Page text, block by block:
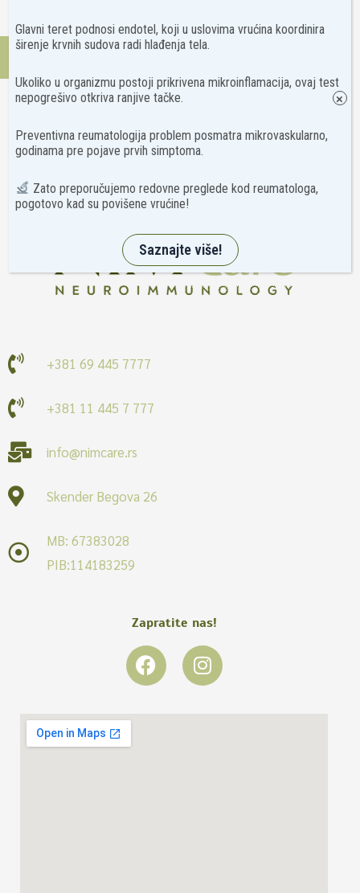
Kontakt
+381 69 445 7777
+381 11 445 7 777
info@nimcare.rs
Skender Begova 26
MB: 67383028
PIB:114183259
Zapratite nas!
F
a
I
n
Glavni teret podnosi endotel, koji u uslovima vrućina koordinira
širenje krvnih sudova radi hlađenja tela.
Ukoliko u organizmu postoji prikrivena mikroinflamacija, ovaj test
nepogrešivo otkriva ranjive tačke.
Preventivna reumatologija problem posmatra mikrovaskularno,
godinama pre pojave prvih simptoma.
Zato preporučujemo redovne preglede kod reumatologa,
pogotovo kad su povišene vrućine!
Saznajte više!
×